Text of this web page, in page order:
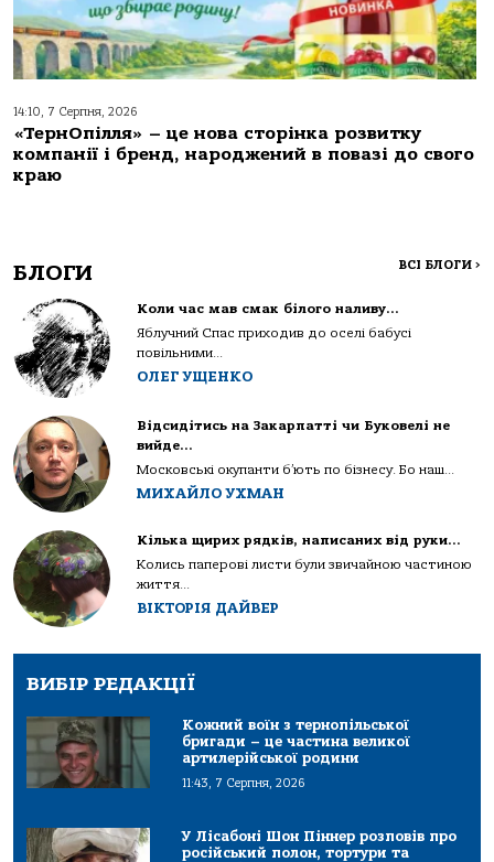
14:10, 7 Серпня, 2026
«ТернОпілля» – це нова сторінка розвитку
компанії і бренд, народжений в повазі до свого
краю
БЛОГИ ВСІ БЛОГИ >
Коли час мав смак білого наливу…
Яблучний Спас приходив до оселі бабусі
повільними...
ОЛЕГ УЩЕНКО
Відсидітись на Закарпатті чи Буковелі не
вийде…
Московські окупанти б’ють по бізнесу. Бо наш...
МИХАЙЛО УХМАН
Кілька щирих рядків, написаних від руки…
Колись паперові листи були звичайною частиною
життя...
ВІКТОРІЯ ДАЙВЕР
ВИБІР РЕДАКЦІЇ
Кожний воїн з тернопільської
бригади – це частина великої
артилерійської родини
11:43, 7 Серпня, 2026
У Лісабоні Шон Піннер розповів про
російський полон, тортури та